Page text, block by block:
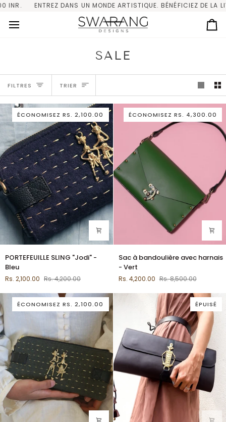
Passer
contenu
DANS UN MONDE ARTISTIQUE. BÉNÉFICIEZ DE LA LIVRAISON
SALE
FILTRES TRIER
TRIER
ÉCONOMISEZRS. 2,100.00
PORTEFEUILLE
SLING
"Jodi"
-
Bleu
PORTEFEUILLE SLING "Jodi" -
Bleu
Rs. 2,100.00 Rs. 4,200.00
ÉCONOMISEZ RS. 4,300.00
Sac
à
bandoulière
avec
harnais
Sac à bandoulière avec harnais
- Vert
Rs. 4,200.00 Rs. 8,500.00
ÉCONOMISEZRS. 2,100.00 ÉPUISÉ